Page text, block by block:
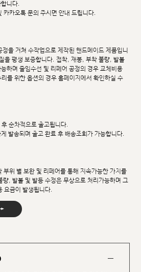
니다.
카카오톡 문의 주시면 안내 드립니다.
을 거쳐 수작업으로 제작된 핸드메이드 제품입니
을 평생 보증합니다. 접착, 재봉, 부착 불량, 발볼
하며 줄임수선 및 리페어 공정의 경우 교체비용
를 위한 옵션의 경우 홈페이지에서 확인하실 수
순차적으로 출고됩니다.
발송되며 출고 완료 후 배송조회가 가능합니다.
부위 별 보완 및 리페어를 통해 지속가능한 가치를
, 발볼 및 발등 수정은 무상으로 처리가능하며 그
요금이 발생됩니다.